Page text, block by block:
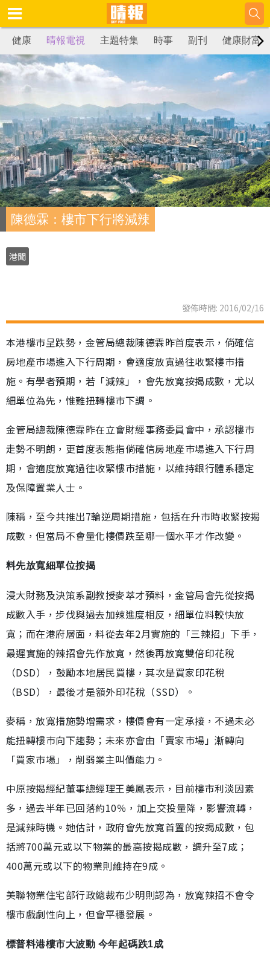
健康 晴報電視 主題特集 時事 副刊 健康財富
陳德霖：樓市下行將減辣
港聞
發佈時間: 2016/02/16
本港樓巿呈跌勢，金管局總裁陳德霖昨首度表示，倘確信
房地產巿場進入下行周期，會適度放寬過往收緊樓巿措
施。有學者預期，若「減辣」，會先放寬按揭成數，尤以
細單位為先，惟難扭轉樓巿下調。
金管局總裁陳德霖昨在立會財經事務委員會中，承認樓巿
走勢不明朗，更首度表態指倘確信房地產巿場進入下行周
期，會適度放寬過往收緊樓巿措施，以維持銀行體系穩定
及保障置業人士。
陳稱，至今共推出7輪逆周期措施，包括在升巿時收緊按揭
成數，但當局不會量化樓價跌至哪一個水平才作改變。
料先放寬細單位按揭
浸大財務及決策系副教授麥萃才預料，金管局會先從按揭
成數入手，步伐與過去加辣進度相反，細單位料較快放
寬；而在港府層面，料從去年2月實施的「三辣招」下手，
最遲實施的辣招會先作放寬，然後再放寬雙倍印花稅
（DSD），鼓勵本地居民買樓，其次是買家印花稅
（BSD），最後才是額外印花稅（SSD）。
麥稱，放寬措施勢增需求，樓價會有一定承接，不過未必
能扭轉樓巿向下趨勢；未來亦會由「賣家巿場」漸轉向
「買家巿場」，削弱業主叫價能力。
中原按揭經紀董事總經理王美鳳表示，目前樓市利淡因素
多，過去半年已回落約10％，加上交投量降，影響流轉，
是減辣時機。她估計，政府會先放寬首置的按揭成數，包
括將700萬元或以下物業的最高按揭成數，調升至7成；
400萬元或以下的物業則維持在9成。
美聯物業住宅部行政總裁布少明則認為，放寬辣招不會令
樓市戲劇性向上，但會平穩發展。
標普料港樓市大波動 今年起碼跌1成